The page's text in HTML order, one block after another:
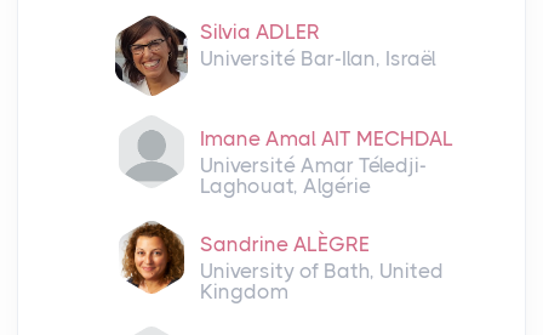
Silvia ADLER
Université Bar-Ilan, Israël
Imane Amal AIT MECHDAL
Université Amar Téledji-
Laghouat, Algérie
Sandrine ALÈGRE
University of Bath, United
Kingdom